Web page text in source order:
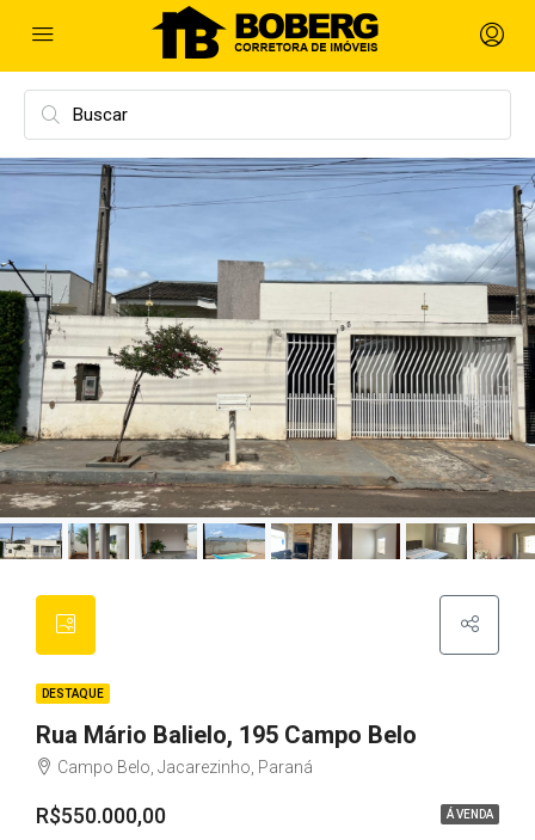
DESTAQUE
Rua Mário Balielo, 195 Campo Belo
Campo Belo, Jacarezinho, Paraná
R$550.000,00 Á VENDA